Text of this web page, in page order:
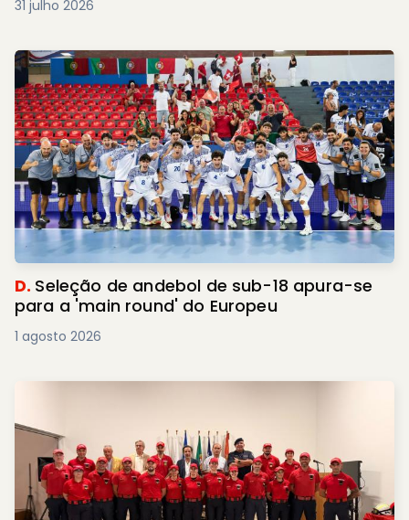
31 julho 2026
D. Seleção de andebol de sub-18 apura-se
para a 'main round' do Europeu
1 agosto 2026